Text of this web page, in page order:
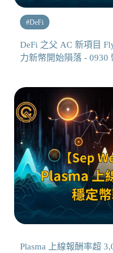
#DeFi
DeFi 之父 AC 新項目
力新幣開始隕落 - 0930
Plasma 上線報酬率超